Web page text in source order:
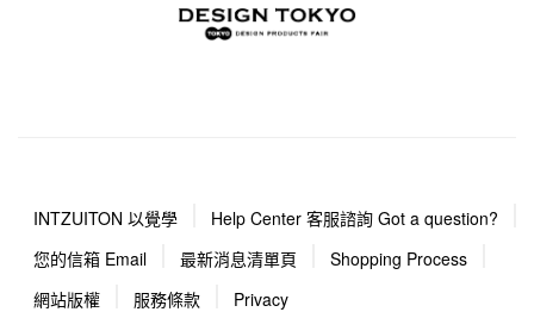
INTZUITON 以覺學
Help Center 客服諮詢 Got a question?
您的信箱 Email
最新消息清單頁
Shopping Process
網站版權
服務條款 Privacy